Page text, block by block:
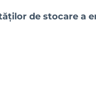
de stocare a